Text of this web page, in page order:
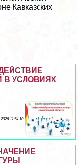
Кавказских
В УСЛОВИЯХ
2026 12:54:10